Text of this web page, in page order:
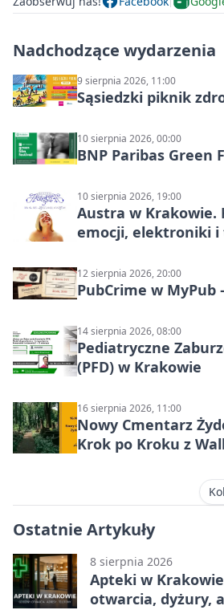
Nadchodzące wydarzenia
9 sierpnia 2026, 11:00
Sąsiedzki piknik
10 sierpnia 2026, 00:00
BNP Paribas Green
10 sierpnia 2026, 19:00
Austra w Krakowie.
emocji, elektroniki i
12 sierpnia 2026, 20:00
PubCrime w
14 sierpnia 2026, 08:00
Pediatryczne
(PFD) w Krakowie
16 sierpnia 2026, 11:00
Nowy Cmentarz
Krok po Kroku z
Ostatnie Artykuły
8 sierpnia 2026
Apteki w
otwarcia, dyżury,